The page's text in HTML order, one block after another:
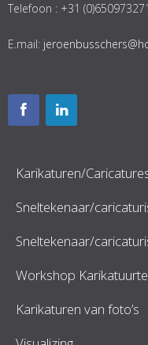
Telefoon : +31 (0)650973271
E.mail:
Karikaturen/
Sneltekenaar/
Sneltekenaar/
Workshop
Karikaturen van foto’s